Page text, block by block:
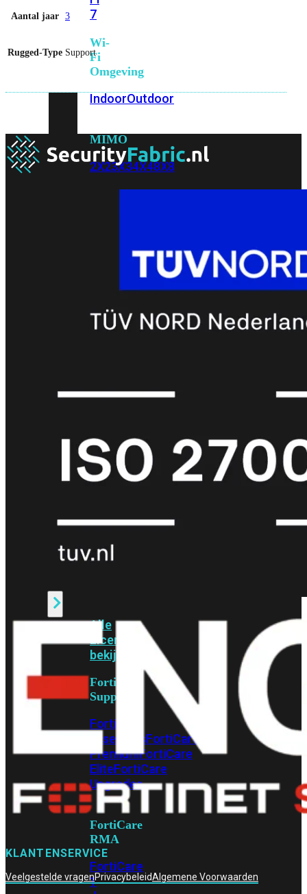
7
Wi-
Fi
Omgeving
IndoorOutdoor
MIMO
2X23X34X48X8
FortiGate
Wi-
31GFortiWiFi
51G
FortiWiFi
60F FortiWiFi
61F
FortiWiFi
80FFortiWiFi
Alle
Licenties
bekijken
FortiCare
Support
FortiCare
EssentialsFortiCare
PremiumFortiCare
EliteFortiCare
Upgrades
FortiCare
RMA
FortiCare
1
Aantal jaar 3
Rugged-Type Support
KLANTENSERVICE
Veelgestelde vragenPrivacybeleidAlgemene Voorwaarden